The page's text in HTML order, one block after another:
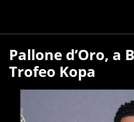
Pallone d’Oro, a
Trofeo Kopa